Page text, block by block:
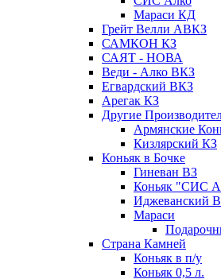
Мараси КД
Грейт Велли АВКЗ
САМКОН КЗ
САЯТ - НОВА
Веди - Алко ВКЗ
Егвардский ВКЗ
Арегак КЗ
Другие
Армянские
Кизлярский КЗ
Коньяк в Бочке
Гиневан ВЗ
Коньяк "СИС
Иджеванский
Мараси
Страна Камней
Коньяк в п/у
Коньяк 0,5 л.